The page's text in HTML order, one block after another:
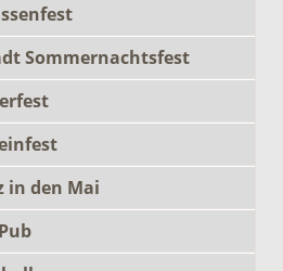
Sommernachtsfest
in den Mai